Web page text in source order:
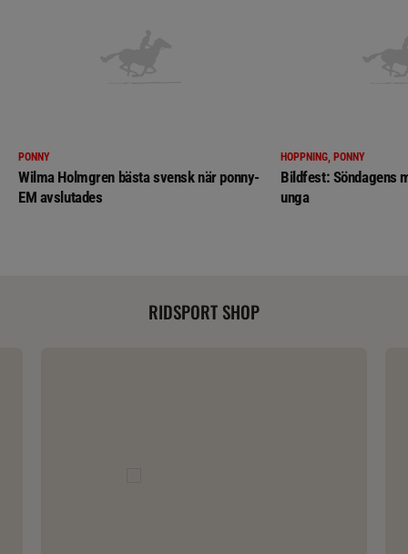
PONNY
Wilma Holmgren bästa svensk när ponny-
EM avslutades
HOPPNING, PONNY
Bildfest: Söndagens
unga
RIDSPORT SHOP